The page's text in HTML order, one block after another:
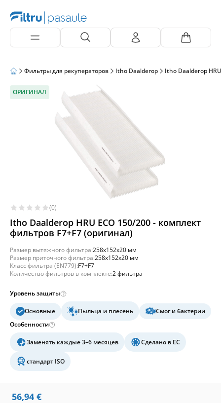
Фильтры для рекуператоров Itho Daalderop Itho Daalderop HRU
ОРИГИНАЛ
(0)
Itho Daalderop HRU ECO 150/200 - комплект
фильтров F7+F7 (оригинал)
Размер вытяжного фильтра:258x152x20 мм
Размер приточного фильтра:258x152x20 мм
Класс фильтра (EN779):F7+F7
Количество фильтров в комплекте:2 фильтра
Уровень защиты
Основные Пыльца и плесень
Смог и бактерии
Особенности
Заменять каждые 3–6 месяцев Сделано в ЕС
стандарт ISO
56,94 €